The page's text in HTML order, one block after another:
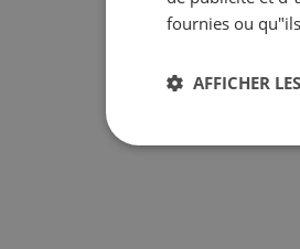
fournies ou
AFFICHER